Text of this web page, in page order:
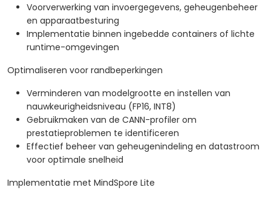
Voorverwerking van invoergegevens, geheugenbeheer
en apparaatbesturing
Implementatie binnen ingebedde containers of lichte
runtime-omgevingen
Optimaliseren voor randbeperkingen
Verminderen van modelgrootte en instellen van
nauwkeurigheidsniveau (FP16, INT8)
Gebruikmaken van de CANN-profiler om
prestatieproblemen te identificeren
Effectief beheer van geheugenindeling en datastroom
voor optimale snelheid
Implementatie met MindSpore Lite